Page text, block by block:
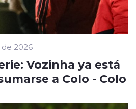
2026
Vozinha ya está
a Colo - Colo